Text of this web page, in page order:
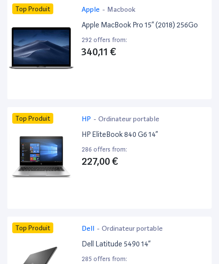
Top Produit Apple - Macbook
Apple MacBook Pro 15” (2018) 256Go
292 offers from:
340,11 €
Top Produit HP - Ordinateur portable
HP EliteBook 840 G6 14”
286 offers from:
227,00 €
Top Produit Dell - Ordinateur portable
Dell Latitude 5490 14”
285 offers from: